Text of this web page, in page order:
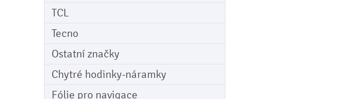
TCL
Tecno
Ostatní značky
Chytré hodinky-náramky
Fólie pro navigace